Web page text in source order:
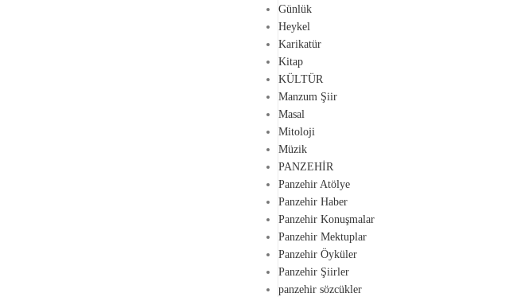
Günlük
Heykel
Karikatür
Kitap
KÜLTÜR
Manzum Şiir
Masal
Mitoloji
Müzik
PANZEHİR
Panzehir Atölye
Panzehir Haber
Panzehir Konuşmalar
Panzehir Mektuplar
Panzehir Öyküler
Panzehir Şiirler
panzehir sözcükler